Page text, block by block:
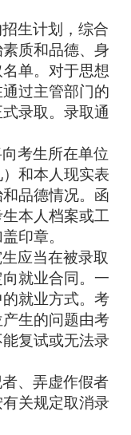
生计划，综合
质和品德、身
单。对于思想
过主管部门的
录取。录取通
考生所在单位
和本人现实表
品德情况。函
本人档案或工
印章。
应当在被录取
就业合同。一
就业方式。考
生的问题由考
复试或无法录
者、弄虚作假者
有关规定取消录